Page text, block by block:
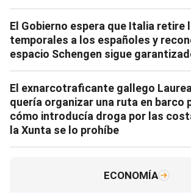
El Gobierno espera que Italia
temporales a los españoles y
espacio Schengen sigue
El exnarcotraficante gallego
quería organizar una ruta en barco
cómo introducía droga por las
la Xunta se lo prohíbe
ECONOMÍA